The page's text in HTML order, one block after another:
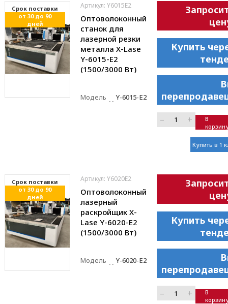
Cрок поставки
от 30 до 90
дней
Артикул: Y6015E2
Оптоволоконный
станок для
лазерной резки
металла X-Lase
Y-6015-E2
(1500/3000 Вт)
Модель Y-6015-E2
Купить
– +
В
Купить в 1
Cрок поставки
от 30 до 90
дней
Артикул: Y6020E2
Оптоволоконный
лазерный
раскройщик X-
Lase Y-6020-E2
(1500/3000 Вт)
Модель Y-6020-E2
Купить
– +
В